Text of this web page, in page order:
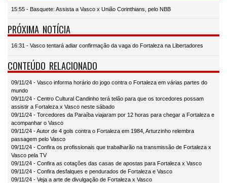
15:55 - Basquete: Assista a Vasco x União Corinthians, pelo NBB
PRÓXIMA NOTÍCIA
16:31 - Vasco tentará adiar confirmação da vaga do Fortaleza na Libertadores
CONTEÚDO RELACIONADO
09/11/24 - Vasco informa horário do jogo contra o Fortaleza em várias partes do
mundo
09/11/24 - Centro Cultural Candinho terá telão para que os torcedores possam
assistir a Fortaleza x Vasco neste sábado
09/11/24 - Torcedores da Paraíba viajaram por 12 horas para chegar a Fortaleza e
acompanhar o Vasco
09/11/24 - Autor de 4 gols contra o Fortaleza em 1984, Arturzinho relembra
passagem pelo Vasco
09/11/24 - Confira os profissionais que trabalharão na transmissão de Fortaleza x
Vasco pela TV
09/11/24 - Confira as cotações das casas de apostas para Fortaleza x Vasco
09/11/24 - Confira desfalques e pendurados de Fortaleza e Vasco
09/11/24 - Veja a arte de divulgação de Fortaleza x Vasco